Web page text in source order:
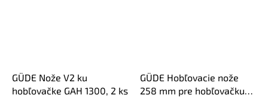
GÜDE Nože V2 ku
hobľovačke GAH 1300, 2 ks
GÜDE Hobľovacie nože
258 mm pre hobľovačku